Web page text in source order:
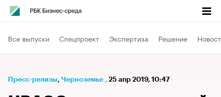
Все выпуски Спецпроект Экспертиза Решение
Пресс-релизы⁠, Черноземье , 25 апр 2019, 10:47